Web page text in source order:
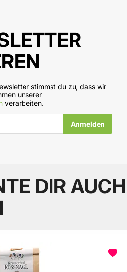
stimmst du zu, dass wir
unserer
verarbeiten.
DIR AUCH